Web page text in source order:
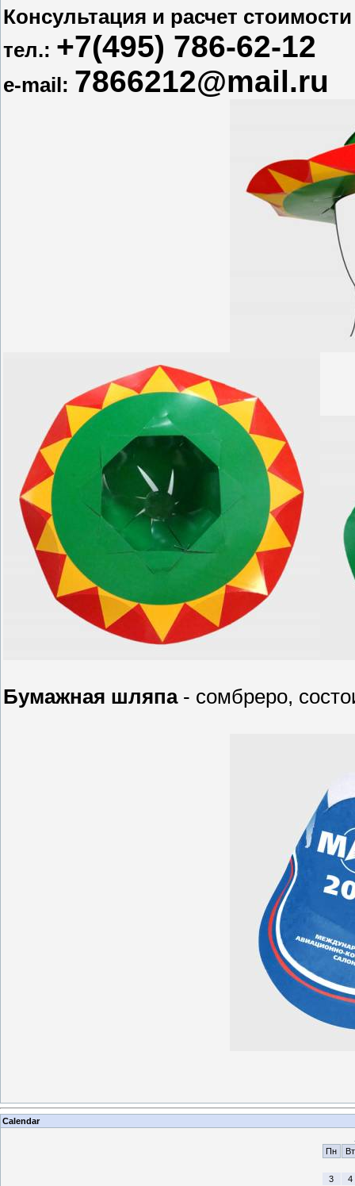
Консультация и расчет стоимости
тел.: +7(495) 786-62-12
e-mail: 7866212@mail.ru
Бумажная шляпа- сомбреро,
Calendar
Пн
Вт
3 4